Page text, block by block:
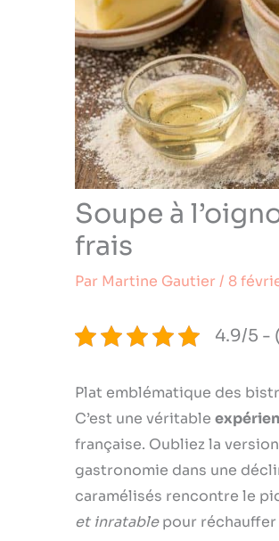
Soupe à
frais
Par Martine Gautier / 8
4.9/5 -
Plat emblématique des
C’est une véritable
française. Oubliez la
gastronomie dans une
caramélisés rencontre le
et inratablepour